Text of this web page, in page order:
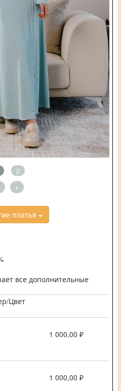
2
>
платья
все дополнительные
Цвет
1 000,00 ₽
1 000,00 ₽